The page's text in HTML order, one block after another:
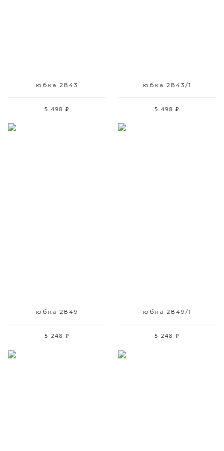
юбка 2843
5 498 ₽
юбка 2843/1
5 498 ₽
юбка 2849
5 248 ₽
юбка 2849/1
5 248 ₽